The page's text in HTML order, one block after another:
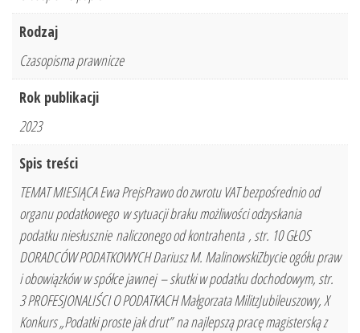
Rodzaj
Czasopisma prawnicze
Rok publikacji
2023
Spis treści
TEMAT MIESIĄCA Ewa PrejsPrawo do zwrotu VAT bezpośrednio od
organu podatkowego w sytuacji braku możliwości odzyskania
podatku niesłusznie naliczonego od kontrahenta , str. 10 GŁOS
DORADCÓW PODATKOWYCH Dariusz M. MalinowskiZbycie ogółu praw
i obowiązków w spółce jawnej – skutki w podatku dochodowym, str.
3 PROFESJONALIŚCI O PODATKACH Małgorzata MilitzJubileuszowy, X
Konkurs „Podatki proste jak drut” na najlepszą pracę magisterską z